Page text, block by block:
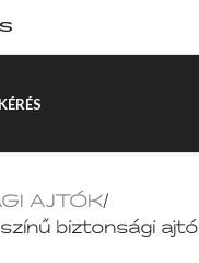
AJTÓK/
biztonsági ajtó